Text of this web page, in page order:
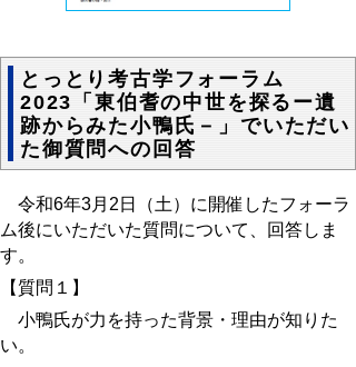
とっとり考古学フォーラム
2023「東伯耆の中世を探るー遺
跡からみた小鴨氏－」でいただい
た御質問への回答
令和6年3月2日（土）に開催したフォーラ
ム後にいただいた質問について、回答しま
す。
【質問１】
小鴨氏が力を持った背景・理由が知りた
い。